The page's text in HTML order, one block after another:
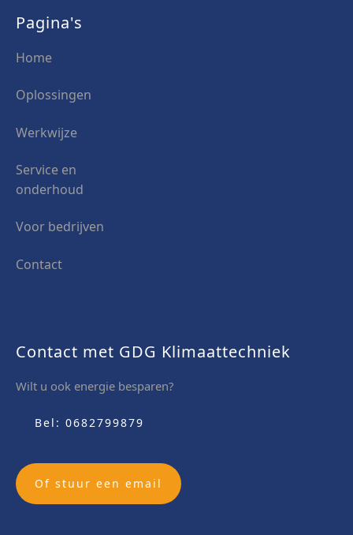
Pagina's
Home
Oplossingen
Werkwijze
Service en
onderhoud
Voor bedrijven
Contact
Contact met GDG Klimaattechniek
Wilt u ook energie besparen?
Bel: 0682799879
Of stuur een email